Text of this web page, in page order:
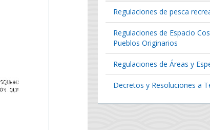
Regulaciones de pesca
Regulaciones de Espacio
Pueblos Originarios
Regulaciones de Áreas y
Decretos y Resoluciones a